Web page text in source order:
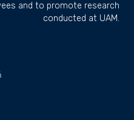
and to promote research
conducted at UAM.